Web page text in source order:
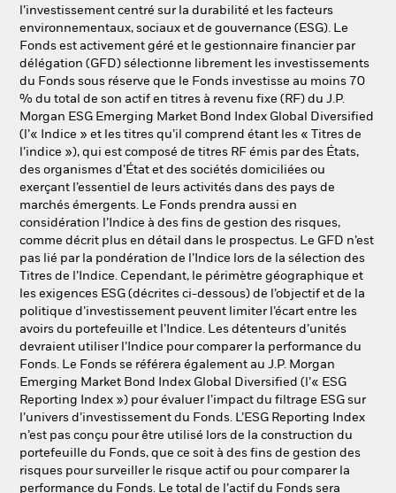
l’investissement centré sur la durabilité et les facteurs
environnementaux, sociaux et de gouvernance (ESG). Le
Fonds est activement géré et le gestionnaire financier par
délégation (GFD) sélectionne librement les investissements
du Fonds sous réserve que le Fonds investisse au moins 70
% du total de son actif en titres à revenu fixe (RF) du J.P.
Morgan ESG Emerging Market Bond Index Global Diversified
(l’« Indice » et les titres qu’il comprend étant les « Titres de
l’indice »), qui est composé de titres RF émis par des États,
des organismes d’État et des sociétés domiciliées ou
exerçant l’essentiel de leurs activités dans des pays de
marchés émergents. Le Fonds prendra aussi en
considération l’Indice à des fins de gestion des risques,
comme décrit plus en détail dans le prospectus. Le GFD n’est
pas lié par la pondération de l’Indice lors de la sélection des
Titres de l’Indice. Cependant, le périmètre géographique et
les exigences ESG (décrites ci-dessous) de l’objectif et de la
politique d’investissement peuvent limiter l’écart entre les
avoirs du portefeuille et l’Indice. Les détenteurs d’unités
devraient utiliser l’Indice pour comparer la performance du
Fonds. Le Fonds se référera également au J.P. Morgan
Emerging Market Bond Index Global Diversified (l’« ESG
Reporting Index ») pour évaluer l’impact du filtrage ESG sur
l’univers d’investissement du Fonds. L’ESG Reporting Index
n’est pas conçu pour être utilisé lors de la construction du
portefeuille du Fonds, que ce soit à des fins de gestion des
risques pour surveiller le risque actif ou pour comparer la
performance du Fonds. Le total de l’actif du Fonds sera